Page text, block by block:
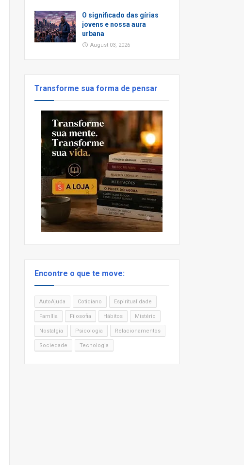
O significado das gírias
jovens e nossa aura
urbana
August 03, 2026
Transforme sua forma de pensar
Encontre o que te move:
AutoAjuda Cotidiano Espiritualidade
Família Filosofia Hábitos Mistério
Nostalgia Psicologia Relacionamentos
Sociedade Tecnologia